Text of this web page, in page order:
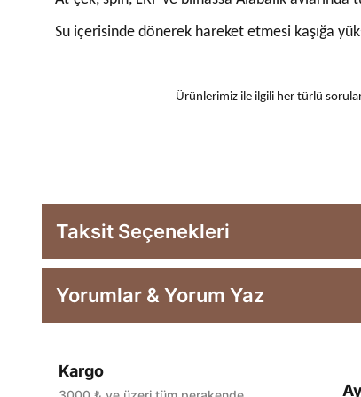
Su içerisinde dönerek hareket etmesi kaşığa
Ürünlerimiz ile ilgili her türlü
Taksit Seçenekleri
Yorumlar & Yorum Yaz
Kargo